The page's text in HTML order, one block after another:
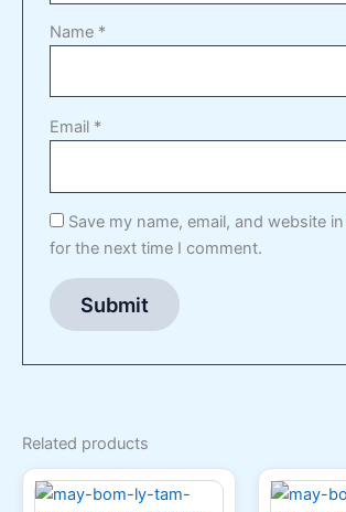
Name *
Email *
Save my name, email, and website
for the next time I comment.
Related products